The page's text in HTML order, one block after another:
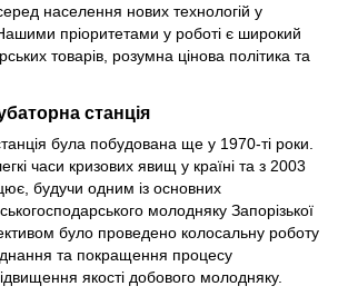
населення нових технологій у
пріоритетами у роботі є широкий
товарів, розумна цінова політика та
станція
була побудована ще у 1970-ті роки.
часи кризових явищ у країні та з 2003
будучи одним із основних
молодняку ​​Запорізької
було проведено колосальну роботу
та покращення процесу
якості добового молодняку.